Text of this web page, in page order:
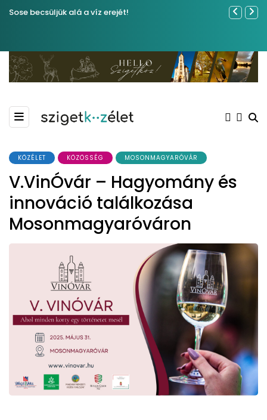
Sose becsüljük alá a víz erejét!
Közel
KÖZÉLET KÖZÖSSÉG MOSONMAGYARÓVÁR
V.VinÓvár – Hagyomány és
innováció találkozása
Mosonmagyaróváron